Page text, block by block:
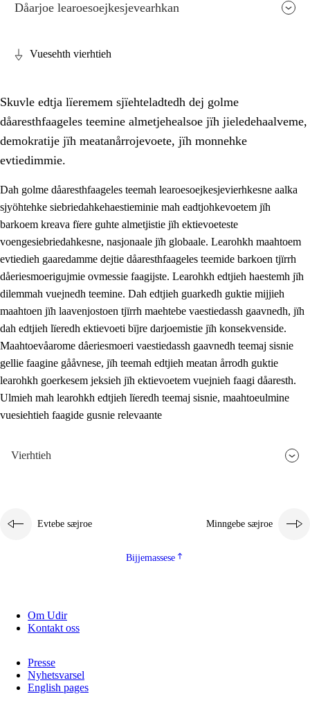
2. Lïeremen, evtiedimmien jïh skearkagimmien prinsihph
2.2 Maahtoe faagine
2.4 Lïeredh lïeredh
Dåaresthfaageles teemah
2.5 Dåaresthfaageles teemah
2.5.2 Demokratije jïh meatanårrojevoete
2.5.3 Monnehke evtiedimmie
Dåarjoe learoesoejkesjevearhkan
Vuesehth vierhtieh
Skuvle edtja lïeremem sjïehteladtedh dej golme
dåaresthfaageles teemine almetjehealsoe jïh jieledehaalveme,
demokratije jïh meatanårrojevoete, jïh monnehke
evtiedimmie.
Dah golme dåaresthfaageles teemah learoesoejkesjevierhkesne aalka
sjyöhtehke siebriedahkehaestieminie mah eadtjohkevoetem jïh
barkoem kreava fïere guhte almetjistie jïh ektievoeteste
voengesiebriedahkesne, nasjonaale jïh globaale. Learohkh maahtoem
evtiedieh gaaredamme dejtie dåaresthfaageles teemide barkoen tjïrrh
dåeriesmoerigujmie ovmessie faagijste. Learohkh edtjieh haestemh jïh
dilemmah vuejnedh teemine. Dah edtjieh guarkedh guktie mijjieh
maahtoen jïh laavenjostoen tjïrrh maehtebe vaestiedassh gaavnedh, jïh
dah edtjieh lïeredh ektievoeti bïjre darjoemistie jïh konsekvenside.
Maahtoevåarome dåeriesmoeri vaestiedassh gaavnedh teemaj sisnie
gellie faagine gååvnese, jïh teemah edtjieh meatan årrodh guktie
learohkh goerkesem jeksieh jïh ektievoetem vuejnieh faagi dåaresth.
Ulmieh mah learohkh edtjieh lïeredh teemaj sisnie, maahtoeulmine
vuesiehtieh faagide gusnie relevaante
Vierhtieh
Evtebe sæjroe Minngebe sæjroe
Bijjemassese
Om Udir
Kontakt oss
Presse
Nyhetsvarsel
English pages